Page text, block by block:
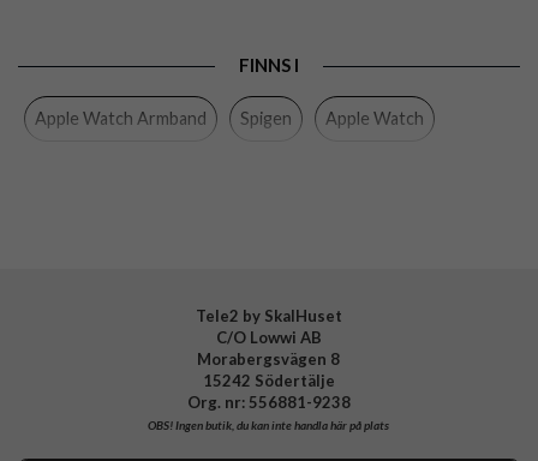
Material Mjukplast (TPU)
FINNS I
Apple Watch Armband Spigen Apple Watch
Tele2 by SkalHuset
C/O Lowwi AB
Morabergsvägen 8
15242 Södertälje
Org. nr: 556881-9238
OBS!Ingen butik, du kan inte handla här på plats